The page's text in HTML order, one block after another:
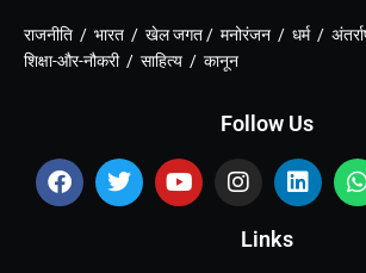
राजनीति / भारत / खेल जगत / मनोरंजन / धर्म /
शिक्षा-और-नौकरी / साहित्य / कानून
Follow Us
Links